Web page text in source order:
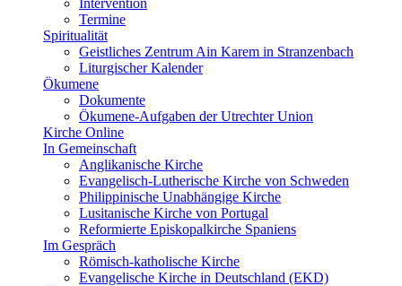
Intervention
Termine
Spiritualität
Geistliches Zentrum Ain Karem in Stranzenbach
Liturgischer Kalender
Ökumene
Dokumente
Ökumene-Aufgaben der Utrechter Union
Kirche Online
In Gemeinschaft
Anglikanische Kirche
Evangelisch-Lutherische Kirche von Schweden
Philippinische Unabhängige Kirche
Lusitanische Kirche von Portugal
Reformierte Episkopalkirche Spaniens
Im Gespräch
Römisch-katholische Kirche
Evangelische Kirche in Deutschland (EKD)